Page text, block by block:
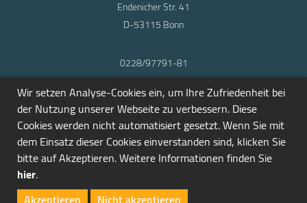
Endenicher Str. 41
D-53115 Bonn
0228/97791-81
info@seminarmarkt.de
© 2001-2026
Wir setzen Analyse-Cookies ein, um Ihre Zufriedenheit bei
der Nutzung unserer Webseite zu verbessern. Diese
Cookies werden nicht automatisiert gesetzt. Wenn Sie mit
dem Einsatz dieser Cookies einverstanden sind, klicken Sie
bitte auf Akzeptieren. Weitere Informationen finden Sie
hier.